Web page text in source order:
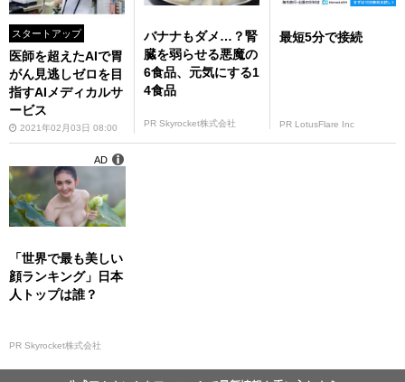
スタートアップ
医師を超えたAIで胃
がん見逃しゼロを目
指すAIメディカルサ
ービス
2021年02月03日 08:00
バナナもダメ…？腎
臓を弱らせる悪魔の
6食品、元気にする1
4食品
PR Skyrocket株式会社
最短5分で接続
PR LotusFlare Inc
「世界で最も美しい
顔ランキング」日本
人トップは誰？
PR Skyrocket株式会社
AD